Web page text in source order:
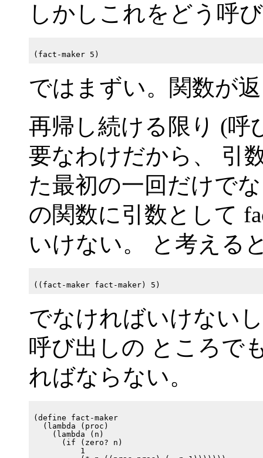
しかしこれをどう呼
ではまずい。関数が
再帰し続ける限り (呼
要なわけだから、 引
た最初の一回だけで
の関数に引数として
いけない。 と考える
でなければいけない
呼び出しの ところで
ればならない。
(define fact-maker
  (lambda (proc)
    (lambda (n)
      (if (zero? n)
          1